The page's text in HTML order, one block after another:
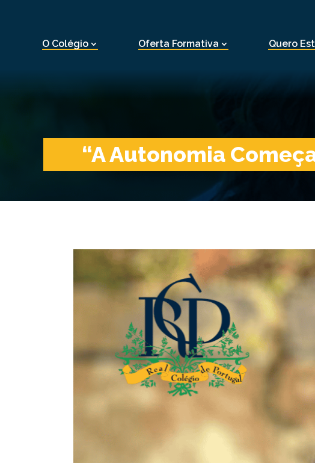
O Colégio Oferta Formativa Quero
“A Autonomia